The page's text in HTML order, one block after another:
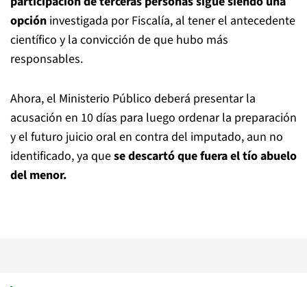
opción investigada por Fiscalía, al tener el antecedente
científico y la convicción de que hubo más
responsables.
Ahora, el Ministerio Público deberá presentar la
acusación en 10 días para luego ordenar la preparación
y el futuro juicio oral en contra del imputado, aun no
identificado, ya quese descartó que fuera el tío abuelo
del menor.